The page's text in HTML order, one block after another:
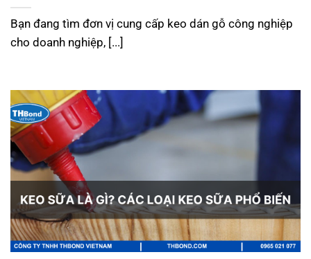
Bạn đang tìm đơn vị cung cấp keo dán gỗ công nghiệp
cho doanh nghiệp, [...]